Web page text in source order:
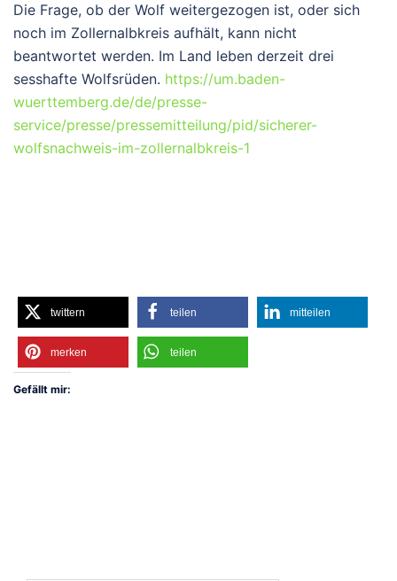
Die Frage, ob der Wolf weitergezogen ist, oder sich
noch im Zollernalbkreis aufhält, kann nicht
beantwortet werden. Im Land leben derzeit drei
sesshafte Wolfsrüden. https://um.baden-
wuerttemberg.de/de/presse-
service/presse/pressemitteilung/pid/sicherer-
wolfsnachweis-im-zollernalbkreis-1
twittern teilen mitteilen
merken teilen
Gefällt mir: